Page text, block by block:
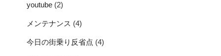
youtube (2)
メンテナンス (4)
今日の街乗り反省点 (4)